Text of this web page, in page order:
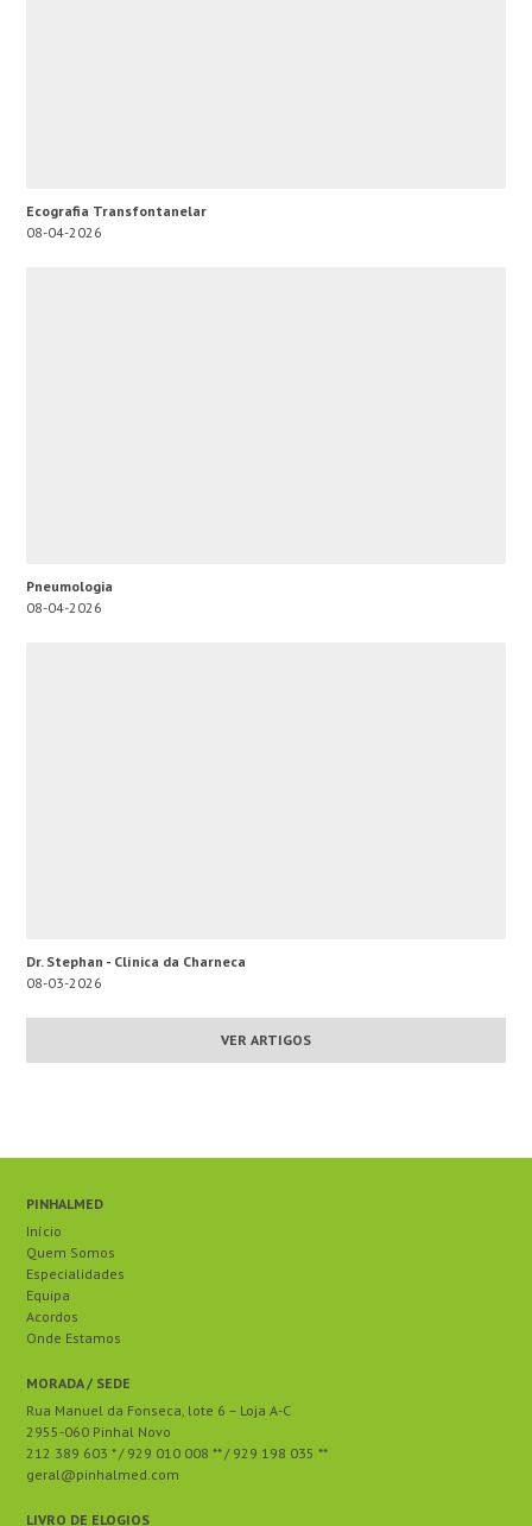
Ecografia Transfontanelar
08-04-2026
Pneumologia
08-04-2026
Dr. Stephan - Clínica da Charneca
08-03-2026
VER ARTIGOS
PINHALMED
Início
Quem Somos
Especialidades
Equipa
Acordos
Onde Estamos
MORADA / SEDE
Rua Manuel da Fonseca, lote 6 – Loja A-C
2955-060 Pinhal Novo
212 389 603 * / 929 010 008 ** / 929 198 035 **
geral@pinhalmed.com
LIVRO DE ELOGIOS